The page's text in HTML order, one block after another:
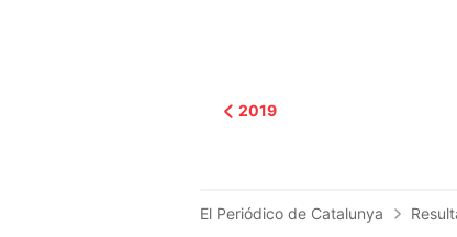
2019
El Periódico de Catalunya